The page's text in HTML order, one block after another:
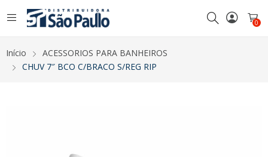
0
Início
ACESSORIOS PARA BANHEIROS
CHUV 7″ BCO C/BRACO S/REG RIP